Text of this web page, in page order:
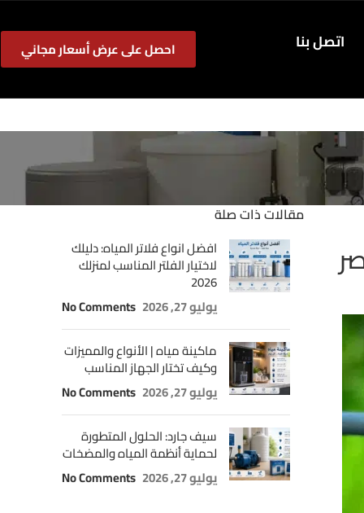
اتصل بنا احصل على عرض أسعار مجاني
مقالات ذات صلة
افضل انواع فلاتر المياه: دليلك
لاختيار الفلتر المناسب لمنزلك
2026
يوليو 27, 2026
No Comments
ماكينة مياه | الأنواع والمميزات
وكيف تختار الجهاز المناسب
يوليو 27, 2026
No Comments
سيف جارد: الحلول المتطورة
لحماية أنظمة المياه والمضخات
يوليو 27, 2026
No Comments